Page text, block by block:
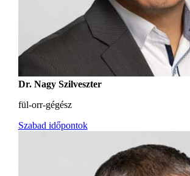
Dr. Nagy Szilveszter
fül-orr-gégész
Szabad időpontok